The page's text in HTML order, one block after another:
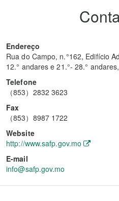
Endereço
Rua do Campo, n.°162, Edifício
12.° andares e 21.°- 28.°
Telefone
（853）2832 3623
Fax
（853）8987 1722
Website
http://www.safp.gov.mo
E-mail
info@safp.gov.mo